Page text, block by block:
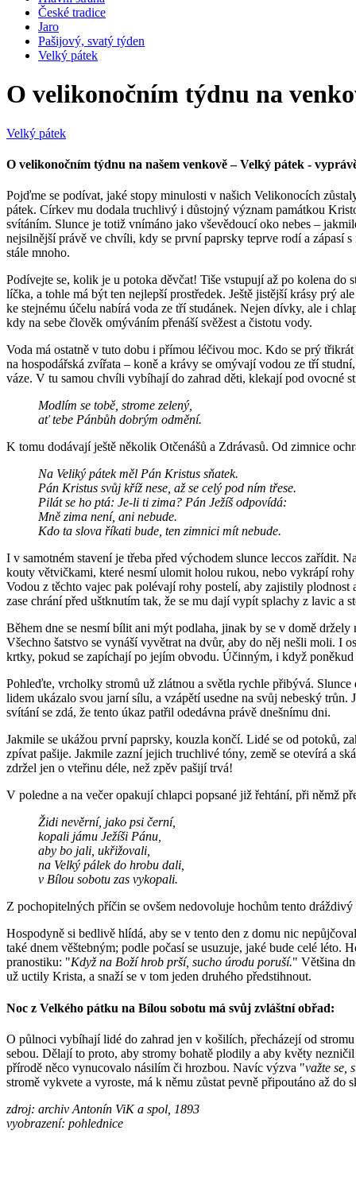
České tradice
Jaro
Pašijový, svatý týden
Velký pátek
O velikonočním týdnu na
Velký pátek
O velikonočním týdnu na našem venkově – Velký pátek -
Pojďme se podívat, jaké stopy minulosti v našich Velikonocích
pátek. Církev mu dodala truchlivý i důstojný význam památkou
svítáním. Slunce je totiž vnímáno jako vševědoucí oko nebes –
nejsilnější právě ve chvíli, kdy se první paprsky teprve rodí a zápasí
stále mnoho.
Podívejte se, kolik je u potoka děvčat! Tiše vstupují až po kolena do
líčka, a tohle má být ten nejlepší prostředek. Ještě jistější krásy prý
ke stejnému účelu nabírá voda ze tří studánek. Nejen dívky, ale i
kdy na sebe člověk omýváním přenáší svěžest a čistotu vody.
Voda má ostatně v tuto dobu i přímou léčivou moc. Kdo se prý
na hospodářská zvířata – koně a krávy se omývají vodou ze tří
váze. V tu samou chvíli vybíhají do zahrad děti, klekají pod ovocné
Modlím se tobě, strome zelený,
ať tebe Pánbůh dobrým odmění.
K tomu dodávají ještě několik Otčenášů a Zdrávasů. Od zimnice
Na Veliký pátek měl Pán Kristus sňatek.
Pán Kristus svůj kříž nese, až se celý pod ním třese.
Pilát se ho ptá: Je-li ti zima? Pán Ježíš odpovídá:
Mně zima není, ani nebude.
Kdo ta slova říkati bude, ten zimnici mít nebude.
I v samotném stavení je třeba před východem slunce leccos zařídit.
kouty větvičkami, které nesmí ulomit holou rukou, nebo vykrápí
Vodou z těchto vajec pak polévají rohy postelí, aby zajistily
zase chrání před uštknutím tak, že se mu dají vypít splachy z lavic a
Během dne se nesmí bílit ani mýt podlaha, jinak by se v domě
Všechno šatstvo se vynáší vyvětrat na dvůr, aby do něj nešli moli. I
krtky, pokud se zapíchají po jejím obvodu. Účinným, i když
Pohleďte, vrcholky stromů už zlátnou a světla rychle přibývá.
lidem ukázalo svou jarní sílu, a vzápětí usedne na svůj nebeský
svítání se zdá, že tento úkaz patřil odedávna právě dnešnímu dni.
Jakmile se ukážou první paprsky, kouzla končí. Lidé se od potoků,
zpívat pašije. Jakmile zazní jejich truchlivé tóny, země se otevírá a
zdržel jen o vteřinu déle, než zpěv pašijí trvá!
V poledne a na večer opakují chlapci popsané již řehtání, při němž
Židi nevěrní, jako psi černí,
kopali jámu Ježíši Pánu,
aby bo jali, ukřižovali,
na Velký pálek do hrobu dali,
v Bílou sobotu zas vykopali.
Z pochopitelných příčin se ovšem nedovoluje hochům tento
Hospodyně si bedlivě hlídá, aby se v tento den z domu nic
také dnem věštebným; podle počasí se usuzuje, jaké bude celé
pranostiku: "Když na Boží hrob prší, sucho úrodu poruší." Většina
už uctily Krista, a snaží se v tom jeden druhého předstihnout.
Noc z Velkého pátku na Bílou sobotu má svůj zvláštní obřad:
O půlnoci vybíhají lidé do zahrad jen v košilích, přecházejí od
sebou. Dělají to proto, aby stromy bohatě plodily a aby květy
přírodě něco vynucovalo násilím či hrozbou. Navíc výzva "važte se,
stromě vykvete a vyroste, má k němu zůstat pevně připoutáno až do
zdroj: archiv Antonín ViK a spol, 1893
vyobrazení: pohlednice